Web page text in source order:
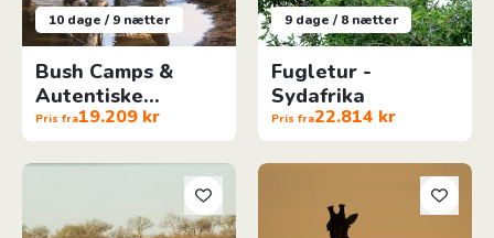
10 dage / 9 nætter
Bush Camps &
Autentiske
Townships
Pris fra19.209 kr
9 dage / 8 nætter
Fugletur -
Sydafrika
Pris fra22.814 kr
Kør-selv eventyr i Kruger NationalparkUnik Safari På Danskejede